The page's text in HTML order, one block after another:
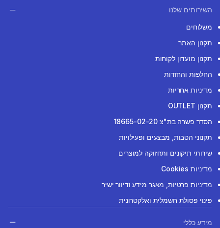
השירותים שלנו
משלוחים
תקנון האתר
תקנון מועדון לקוחות
החלפות והחזרות
מדיניות אחריות
תקנון OUTLET
הסדר פשרה בת"צ 18665-02-20
תקנוני הטבות, מבצעים ופעילויות
שירותי תיקונים ותחזוקה למוצרים
מדיניות Cookies
מדיניות פרטיות, מאגר מידע ודיוור ישיר
פינוי פסולת חשמלית ואלקטרונית
מידע כללי